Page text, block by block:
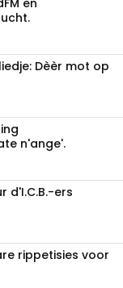
en
Dèèr mot op
n'ange'.
d'I.C.B.-ers
rippetisies voor